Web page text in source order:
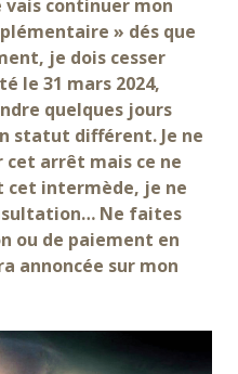
continuer mon
» dés que
je dois cesser
le 31 mars 2024,
quelques jours
statut différent. Je ne
cet arrêt mais ce ne
cet intermède, je ne
Ne faites
ou de paiement en
annoncée sur mon